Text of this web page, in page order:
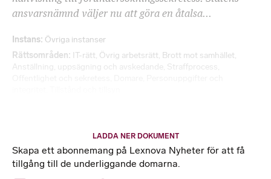
ansvarsnämnd väljer nu att göra en åtalsa...
Instans Övriga instanser
Rättsområden IT-rätt, Övrig arbetsrätt, Brott mot samhället,
Anställning, uppsägning och avskedande Straffprocess
LADDA NER DOKUMENT
Skapa ett abonnemang på Lexnova Nyheter för att få
tillgång till de underliggande domarna.